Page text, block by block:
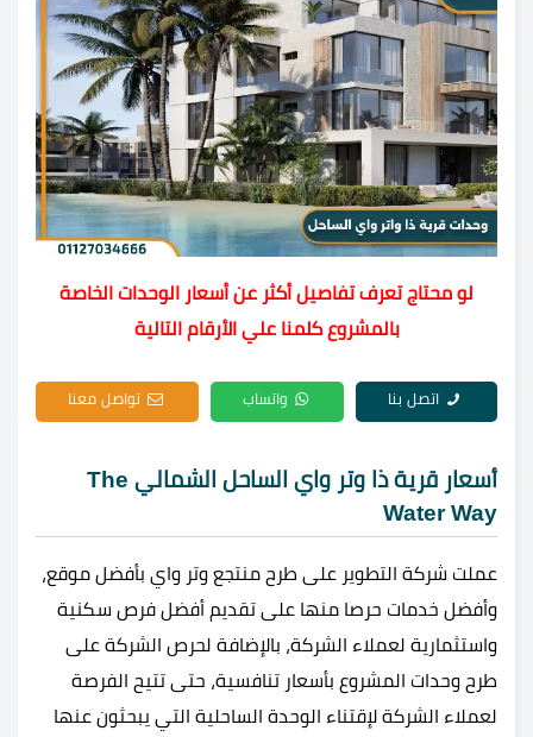
لو محتاج تعرف تفاصيل أكثر عن أسعار الوحدات الخاصة
بالمشروع كلمنا علي الأرقام التالية
اتصل بنا واتساب تواصل معنا
أسعار قرية ذا وتر واي الساحل الشمالي The
Water Way
عملت شركة التطوير على طرح منتجع وتر واي بأفضل موقع،
وأفضل خدمات حرصا منها على تقديم أفضل فرص سكنية
واستثمارية لعملاء الشركة، بالإضافة لحرص الشركة على
طرح وحدات المشروع بأسعار تنافسية، حتى تتيح الفرصة
لعملاء الشركة لإقتناء الوحدة الساحلية التي يبحثون عنها